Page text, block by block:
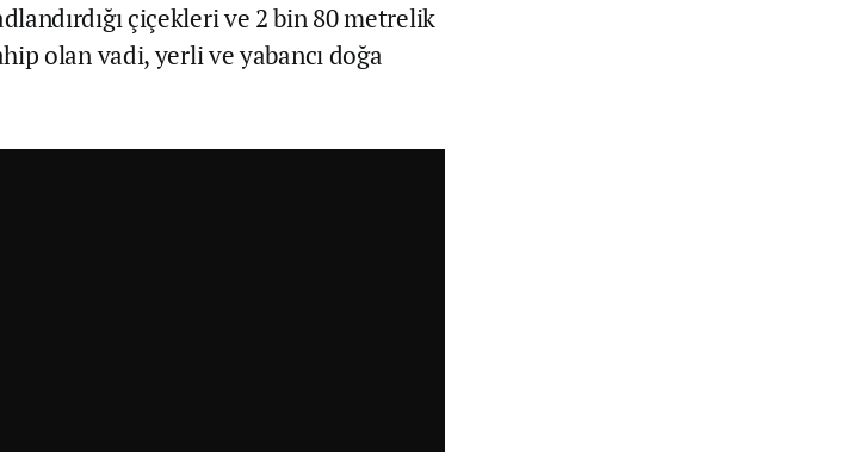
çiçekleri ve 2 bin 80 metrelik
olan vadi, yerli ve yabancı doğa